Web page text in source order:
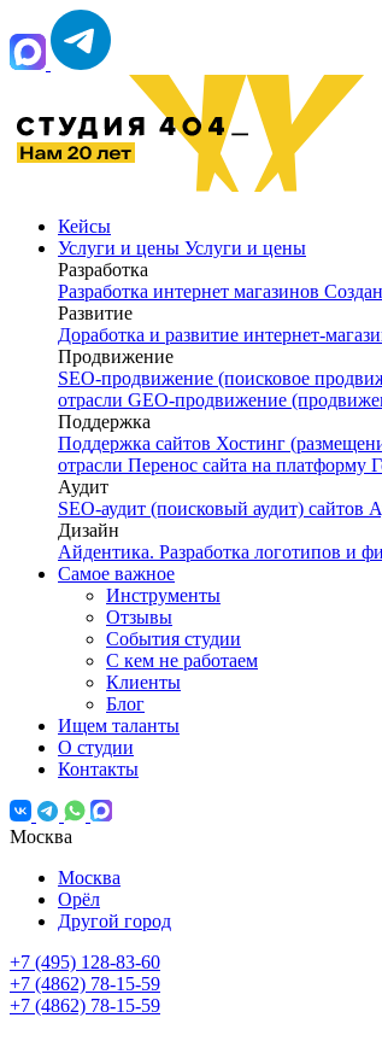
Кейсы
Услуги и цены Услуги и цены
Разработка
Разработка интернет магазинов
Развитие
Доработка и развитие
Продвижение
SEO-продвижение (поисковое
отрасли GEO-продвижение
Поддержка
Поддержка сайтов Хостинг
отрасли Перенос сайта на платформу
Аудит
SEO-аудит (поисковый аудит) сайтов
Дизайн
Айдентика. Разработка логотипов и
Самое важное
Инструменты
Отзывы
События студии
С кем не работаем
Клиенты
Блог
Ищем таланты
О студии
Контакты
Москва
Москва
Орёл
Другой город
+7 (495) 128-83-60
+7 (4862) 78-15-59
+7 (4862) 78-15-59